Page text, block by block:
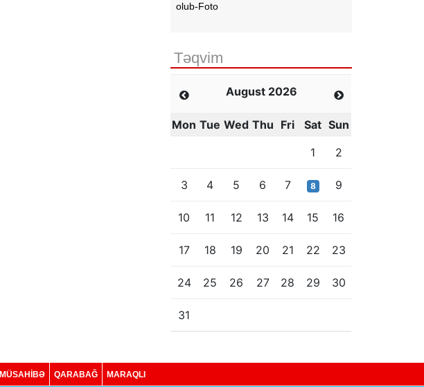
olub-Foto
Təqvim
August 2026
Mon Tue Wed Thu Fri Sat Sun
1
2
3 4 5 6 7 8 9
10 11 12 13 14 15 16
17 18 19 20 21 22 23
24 25 26 27 28 29 30
31
MÜSAHİBƏ QARABAĞ MARAQLI